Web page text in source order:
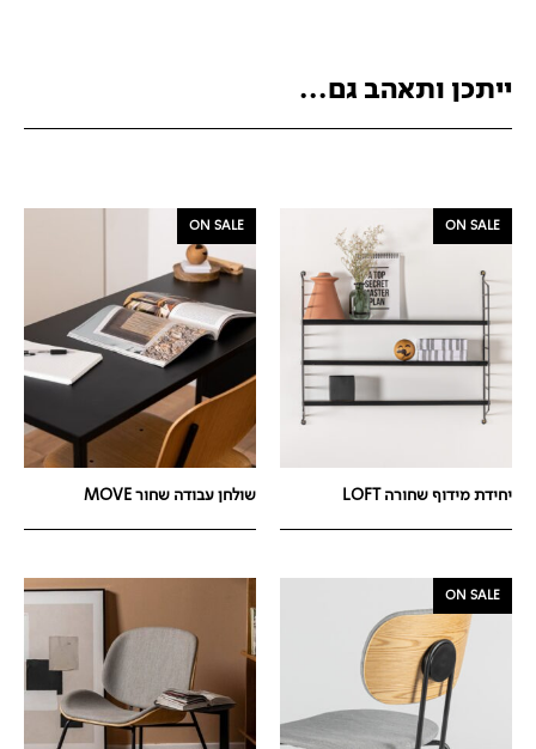
ייתכן ותאהב גם...
ON SALE
יחידת מידוף שחורה LOFT
ON SALE
שולחן עבודה שחור MOVE
ON SALE